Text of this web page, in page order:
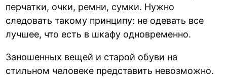
перчатки, очки, ремни, сумки. Нужно
следовать такому принципу: не одевать все
лучшее, что есть в шкафу одновременно.
Заношенных вещей и старой обуви на
стильном человеке представить невозможно.